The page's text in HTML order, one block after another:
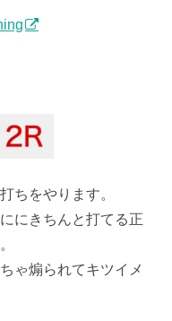
ちをやります。
にきちんと打てる正
ゃ煽られてキツイメ